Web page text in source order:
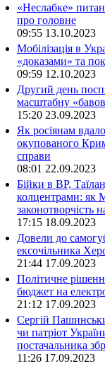
«Неслабке»
про головне
09:55 13.10.2023
Мобілізація в
«доказами» та
09:59 12.10.2023
Другий день
масштабну
15:20 23.09.2023
Як росіянам
окупованого
справи
08:01 22.09.2023
Бійки в ВР,
колцентрами: як
законотворчість
17:15 18.09.2023
Довели до
ексочільника
21:44 17.09.2023
Політичне
бюджет на
21:12 17.09.2023
Сергій
чи патріот
постачальника
11:26 17.09.2023